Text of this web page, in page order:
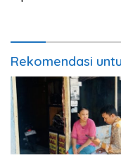
Rekomendasi